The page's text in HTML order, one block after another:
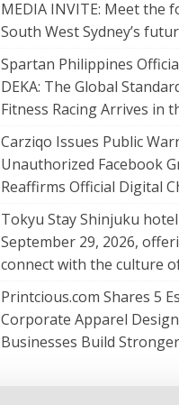
MEDIA INVITE: Meet the
South West Sydney’s
Spartan Philippines
DEKA: The Global
Fitness Racing Arrives in
Carziqo Issues Public
Unauthorized Facebook
Reaffirms Official Digital
Tokyu Stay Shinjuku
September 29, 2026,
connect with the culture
Printcious.com Shares 5
Corporate Apparel
Businesses Build